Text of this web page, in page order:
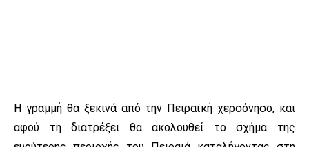
Η γραμμή θα ξεκινά από την Πειραϊκή χερσόνησο, και
αφού τη διατρέξει θα ακολουθεί το σχήμα της